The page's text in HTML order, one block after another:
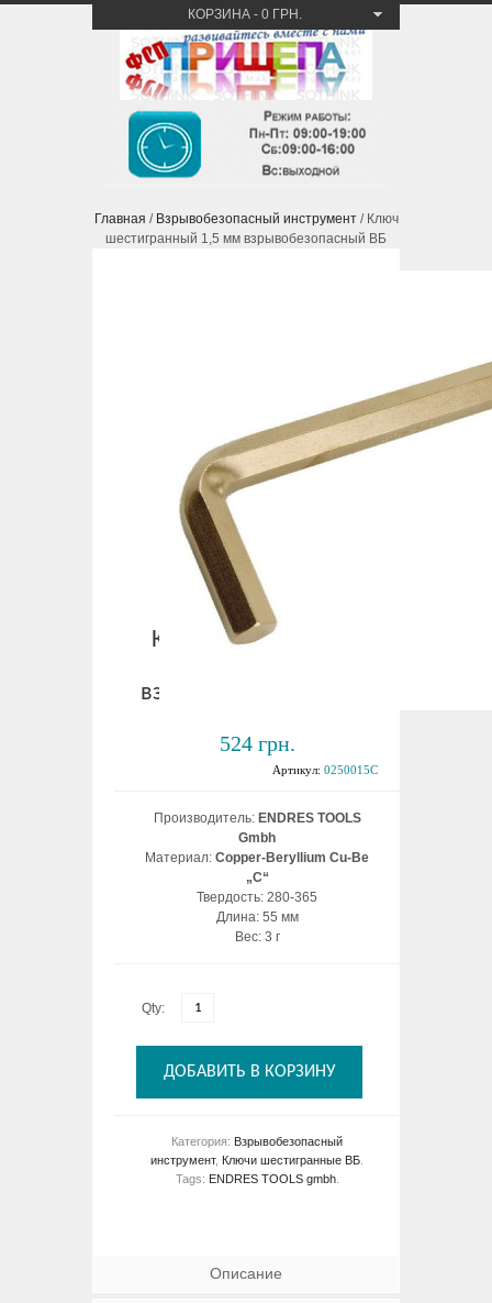
КОРЗИНА - 0 ГРН.
Главная / Взрывобезопасный инструмент/ Ключ
шестигранный 1,5 мм взрывобезопасный ВБ
Ключ шестигранный
взрывобезопасный ВБ
524 грн.
Артикул: 0250015C
Производитель: ENDRES TOOLS
Gmbh
Материал: Copper-Beryllium Cu-Be
„C“
Твердость: 280-365
Длина: 55 мм
Вес: 3 г
Qty:
ДОБАВИТЬ В КОРЗИНУ
Категория: Взрывобезопасный
инструмент, Ключи шестигранные ВБ
Tags: ENDRES TOOLS gmbh.
Описание